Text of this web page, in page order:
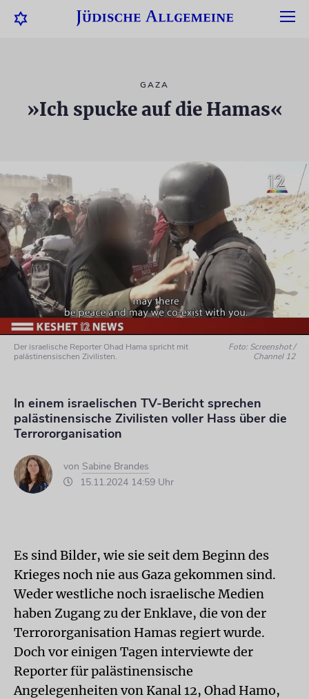
GAZA
»Ich spucke auf die Hamas«
Der israelische Reporter Ohad Hama spricht mit
palästinensischen Zivilisten.
Foto: Screenshot /
Channel 12
In einem israelischen TV-Bericht sprechen
palästinensische Zivilisten voller Hass über die
Terrororganisation
von Sabine Brandes
15.11.2024 14:59 Uhr
Es sind Bilder, wie sie seit dem Beginn des
Krieges noch nie aus Gaza gekommen sind.
Weder westliche noch israelische Medien
haben Zugang zu der Enklave, die von der
Terrororganisation Hamas regiert wurde.
Doch vor einigen Tagen interviewte der
Reporter für palästinensische
Angelegenheiten von Kanal 12, Ohad Hamo,